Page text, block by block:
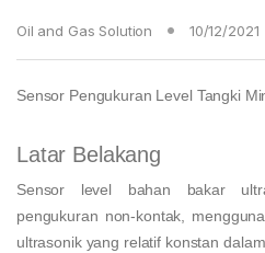
Oil and Gas Solution 10/12/2021
Sensor Pengukuran Level Tangki
Latar Belakang
Sensor level bahan bakar
pengukuran non-kontak,
ultrasonik yang relatif konstan